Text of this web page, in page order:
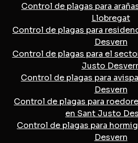
Control de plagas para
Llobregat
Control de plagas para
Desvern
Control de plagas para el
Justo
Control de plagas para
Desvern
Control de plagas para
en Sant Justo
Control de plagas para
Desvern